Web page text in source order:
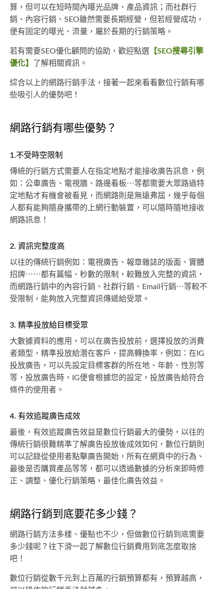
算，但可以在短時間內曝光品牌、產品資訊；而社群行
銷、內容行銷、SEO雖然需要長期經營，但若經營成功，
便有固定的曝光、流量，屬於長期的行銷策略。
若有需要SEO優化顧問的協助，歡迎點選 【SEO搜尋引擎
優化】
了解相關資訊。
綜合以上的網路行銷手法，接著一起來看看數位行銷有哪
些吸引人的優勢吧！
網路行銷有哪些優勢？
1.不受時空限制
傳統的行銷方式需要人在指定地點才能接收廣告訊息，例
如：公車廣告、電視牆、路邊看板⋯等都需要大眾路過特
定地點才有機會被看見，而網路則是無遠弗屆，幾乎每個
人都有能夠隨身攜帶的上網行動裝置，可以隨時隨地接收
網路訊息！
2. 資訊完整度高
以往的傳統行銷例如：電視廣告、報章雜誌的版面、實體
招牌⋯⋯都有篇幅、秒數的限制，較難放入完整的資訊，
而網路行銷中的內容行銷、社群行銷、Email行銷⋯等較不
受限制，能夠放入完整資訊傳遞給受眾。
3. 精準投放給目標受眾
大數據資料的應用，可以在廣告投放前，選擇投放的消費
者類型，精準投放給潛在客戶，提高轉換率，例如：在IG
投放廣告，可以先設定目標客群的所在地、年齡、性別等
等，投放廣告時，IG便會根據您的設定，投放廣告給符合
條件的使用者。
4. 有效追蹤廣告成效
最後，有效追蹤廣告效益是數位行銷最大的優勢，以往的
傳統行銷很難精準了解廣告投放後成效如何，數位行銷則
可以記錄從使用者點擊廣告開始，所有在網頁中的行為、
最後是否購買產品等等，都可以透過數據的分析來即時修
正、調整、優化行銷策略，最佳化廣告效益。
網路行銷到底要花多少錢？
網路行銷方法多樣、優點也不少，但做數位行銷到底需要
多少錢呢？往下滑一起了解數位行銷費用到底怎麼取捨
吧！
數位行銷從數千元到上百萬的行銷預算都有，預算越高，